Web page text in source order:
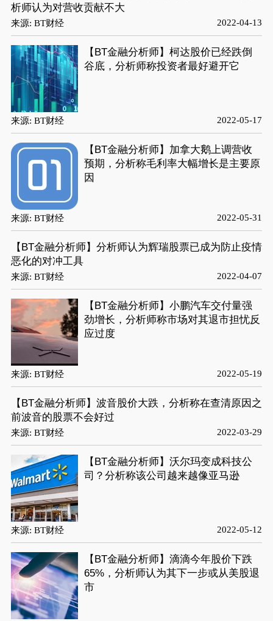
析师认为对营收贡献不大
来源: BT财经 2022-04-13
【BT金融分析师】柯达股价已经跌倒
谷底，分析师称投资者最好避开它
来源: BT财经 2022-05-17
【BT金融分析师】加拿大鹅上调营收
预期，分析称毛利率大幅增长是主要原
因
来源: BT财经 2022-05-31
【BT金融分析师】分析师认为辉瑞股票已成为防止疫情
恶化的对冲工具
来源: BT财经 2022-04-07
【BT金融分析师】小鹏汽车交付量强
劲增长，分析师称市场对其退市担忧反
应过度
来源: BT财经 2022-05-19
【BT金融分析师】波音股价大跌，分析称在查清原因之
前波音的股票不会好过
来源: BT财经 2022-03-29
【BT金融分析师】沃尔玛变成科技公
司？分析称该公司越来越像亚马逊
来源: BT财经 2022-05-12
【BT金融分析师】滴滴今年股价下跌
65%，分析师认为其下一步或从美股退
市